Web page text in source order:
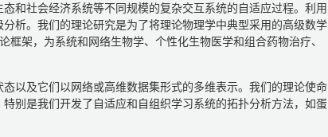
和社会经济系统等不同规模的复杂交互系统的自适应过程。利用
析。我们的理论研究是为了将理论物理学中典型采用的高级数学
架，为系统和网络生物学、个性化生物医学和组合药物治疗、
及它们以网络或高维数据集形式的多维表示。我们的理论使命
别是我们开发了自适应和自组织学习系统的拓扑分析方法，如蛋